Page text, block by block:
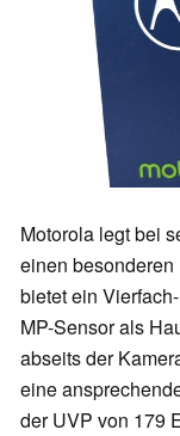
Motorola legt bei
einen
bietet ein
MP-Sensor als
abseits der
eine
der UVP von 179